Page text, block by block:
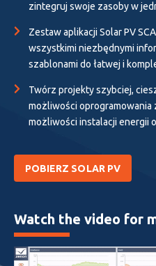
zintegruj swoje zasoby w
Zestaw aplikacji Solar PV
wszystkimi niezbędnymi
szablonami do łatwej i
Twórz projekty szybciej,
możliwości oprogramowania
możliwości instalacji energii
POBIERZ SOLAR PV
Watch the video for